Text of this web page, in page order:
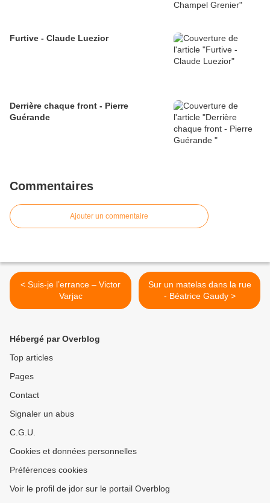
Furtive - Claude Luezior
Derrière chaque front - Pierre
Guérande
Commentaires
Ajouter un commentaire
< Suis-je l’errance – Victor
Varjac
Sur un matelas dans la rue
- Béatrice Gaudy >
Hébergé par Overblog
Top articles
Pages
Contact
Signaler un abus
C.G.U.
Cookies et données personnelles
Préférences cookies
Voir le profil de jdor sur le portail Overblog